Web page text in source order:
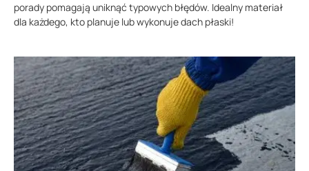
porady pomagają uniknąć typowych błędów. Idealny materiał
dla każdego, kto planuje lub wykonuje dach płaski!